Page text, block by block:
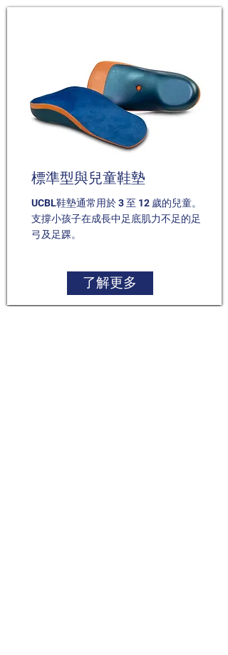
標準型與兒童鞋墊
UCBL鞋墊通常用於 3 至 12 歲的兒童。
支撐小孩子在成長中足底肌力不足的足
弓及足踝。
了解更多